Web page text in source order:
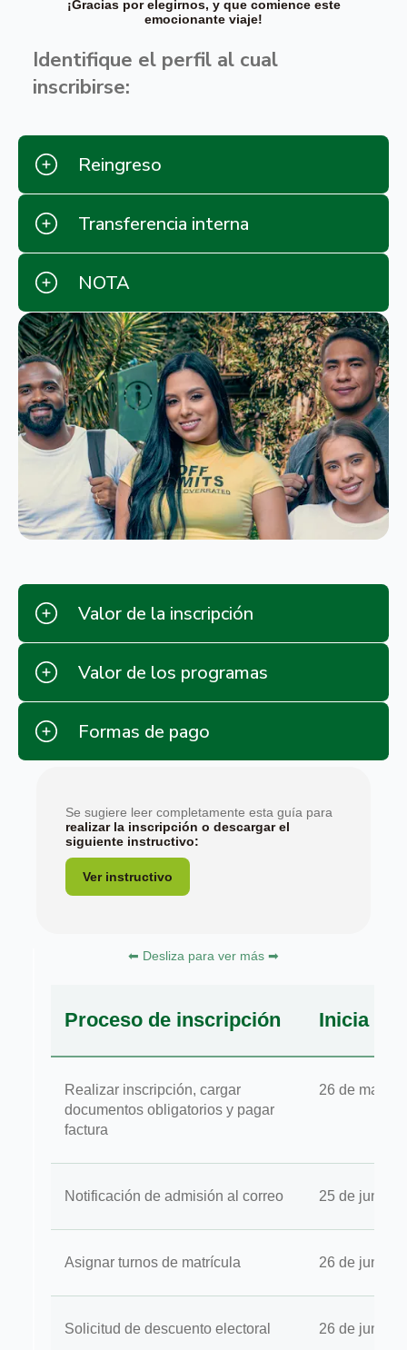
¡Gracias por elegirnos, y que comience este
emocionante viaje!
Identifique el perfil al cual
inscribirse:
Reingreso
Transferencia interna
NOTA
Valor de la inscripción
Valor de los programas
Formas de pago
Proceso de inscripción Inicia
Realizar inscripción, cargar
documentos obligatorios y pagar
factura
26 de marzo
Notificación de admisión al correo 25 de junio
Asignar turnos de matrícula 26 de junio
Solicitud de descuento electoral 26 de junio
Se sugiere leer completamente esta guía para
realizar la inscripción o descargar el
siguiente instructivo:
Ver instructivo